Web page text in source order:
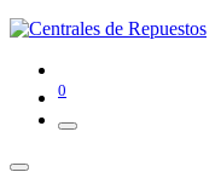
0